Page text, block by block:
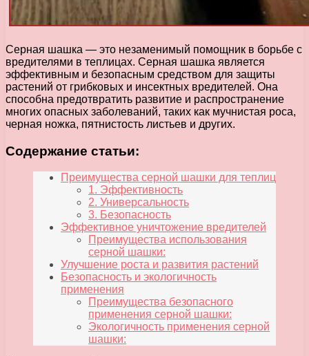
Серная шашка — это незаменимый помощник в борьбе с
вредителями в теплицах. Серная шашка является
эффективным и безопасным средством для защиты
растений от грибковых и инсектных вредителей. Она
способна предотвратить развитие и распространение
многих опасных заболеваний, таких как мучнистая роса,
черная ножка, пятнистость листьев и других.
Содержание статьи:
Преимущества серной шашки для теплиц
1. Эффективность
2. Универсальность
3. Безопасность
Эффективное уничтожение вредителей
Преимущества использования
серной шашки:
Улучшение роста и развития растений
Безопасность и экологичность
применения
Преимущества безопасного
применения серной шашки:
Экологичность применения серной
шашки: